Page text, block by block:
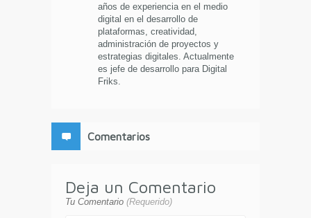
años de experiencia en el medio
digital en el desarrollo de
plataformas, creatividad,
administración de proyectos y
estrategias digitales. Actualmente
es jefe de desarrollo para Digital
Friks.
Comentarios
Deja un Comentario
Tu Comentario (Requerido)